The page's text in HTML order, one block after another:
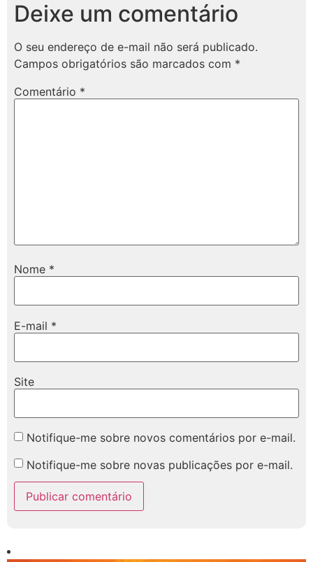
Deixe um comentário
O seu endereço de e-mail não será publicado.
Campos obrigatórios são marcados com *
Comentário *
Nome *
E-mail *
Site
Notifique-me sobre novos comentários por e-mail.
Notifique-me sobre novas publicações por e-mail.